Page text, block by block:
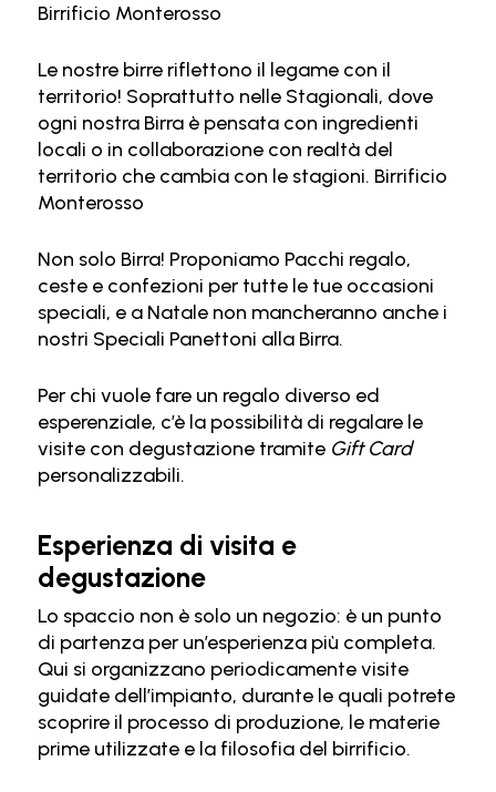
Birrificio Monterosso
Le nostre birre riflettono il legame con il
territorio! Soprattutto nelle Stagionali, dove
ogni nostra Birra è pensata con ingredienti
locali o in collaborazione con realtà del
territorio che cambia con le stagioni. Birrificio
Monterosso
Non solo Birra! Proponiamo Pacchi regalo,
ceste e confezioni per tutte le tue occasioni
speciali, e a Natale non mancheranno anche i
nostri Speciali Panettoni alla Birra.
Per chi vuole fare un regalo diverso ed
esperenziale, c’è la possibilità di regalare le
visite con degustazione tramite Gift Card
personalizzabili.
Esperienza di visita e
degustazione
Lo spaccio non è solo un negozio: è un punto
di partenza per un’esperienza più completa.
Qui si organizzano periodicamente visite
guidate dell’impianto, durante le quali potrete
scoprire il processo di produzione, le materie
prime utilizzate e la filosofia del birrificio.